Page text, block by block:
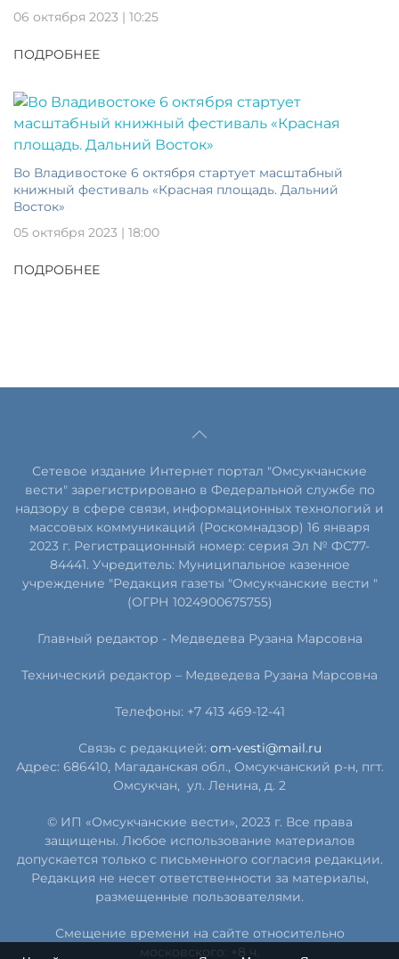
06 октября 2023 | 10:25
ПОДРОБНЕЕ
Во Владивостоке 6 октября стартует масштабный
книжный фестиваль «Красная площадь. Дальний
Восток»
05 октября 2023 | 18:00
ПОДРОБНЕЕ
Сетевое издание Интернет портал "Омсукчанские
вести" зарегистрировано в Федеральной службе по
надзору в сфере связи, информационных технологий и
массовых коммуникаций (Роскомнадзор) 16 января
2023 г. Регистрационный номер: серия Эл № ФС77-
84441. Учредитель: Муниципальное казенное
учреждение "Редакция газеты "Омсукчанские вести "
(ОГРН 1024900675755)
Главный редактор - Медведева Рузана Марсовна
Технический редактор – Медведева Рузана Марсовна
Телефоны: +7 413 469-12-41
Связь с редакцией: om-vesti@mail.ru
Адрес: 686410, Магаданская обл., Омсукчанский р-н, пгт.
Омсукчан, ул. Ленина, д. 2
© ИП «Омсукчанские вести», 2023 г. Все права
защищены. Любое использование материалов
допускается только с письменного согласия редакции.
Редакция не несет ответственности за материалы,
размещенные пользователями.
Смещение времени на сайте относительно
московского: +8 ч.